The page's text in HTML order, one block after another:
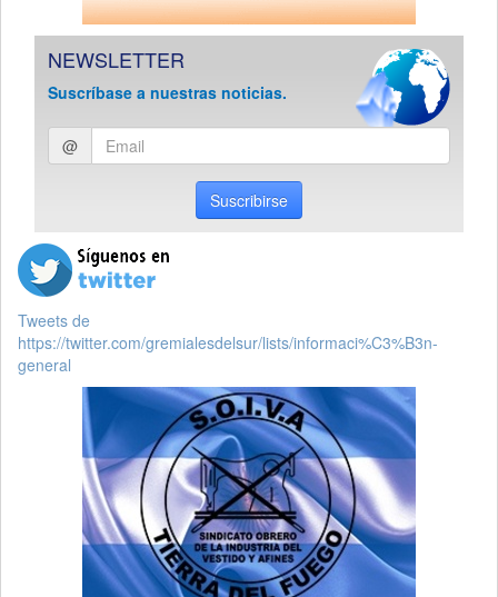
NEWSLETTER
Suscríbase a nuestras noticias.
Ingresar
email
@
Suscribirse
Tweets de
https://twitter.com/gremialesdelsur/lists/informaci%C3%B3n-
general